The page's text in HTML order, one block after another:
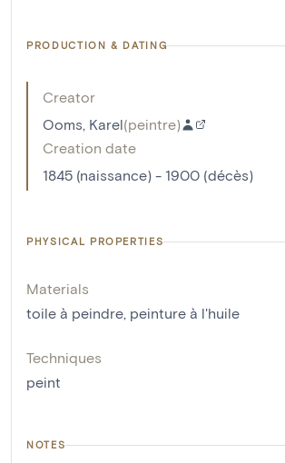
PRODUCTION & DATING
Creator
Ooms, Karel(peintre)
Creation date
1845 (naissance) - 1900 (décès)
PHYSICAL PROPERTIES
Materials
toile à peindre, peinture à l'huile
Techniques
peint
NOTES